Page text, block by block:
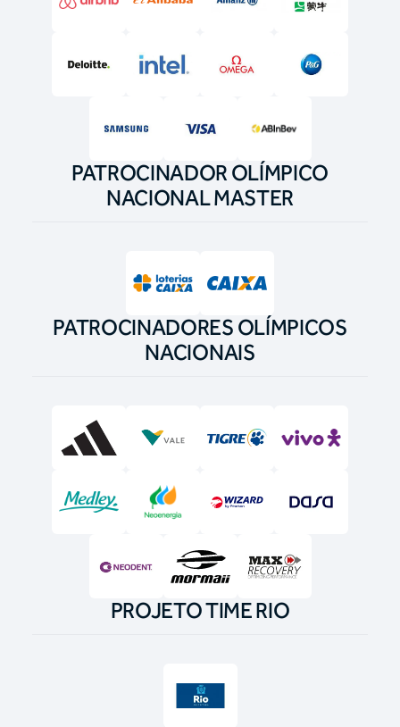
PATROCINADOR OLÍMPICO
NACIONAL MASTER
PATROCINADORES OLÍMPICOS
NACIONAIS
PROJETO TIME RIO